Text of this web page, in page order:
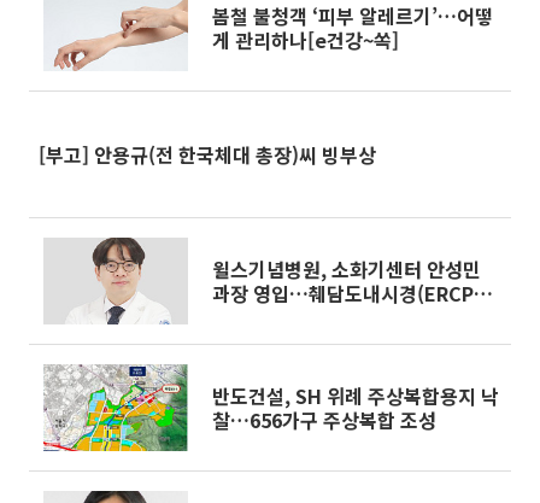
봄철 불청객 ‘피부 알레르기’…어떻
게 관리하나[e건강~쏙]
[부고] 안용규(전 한국체대 총장)씨 빙부상
윌스기념병원, 소화기센터 안성민
과장 영입…췌담도내시경(ERCP)
반도건설, SH 위례 주상복합용지 낙
찰…656가구 주상복합 조성